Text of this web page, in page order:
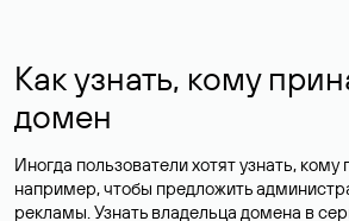
Как узнать, кому
домен
Иногда пользователи хотят узнать, кому
например, чтобы предложить
рекламы. Узнать владельца домена в